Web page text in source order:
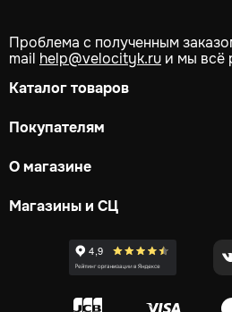
Проблема с полученным
mail help@velocityk.ru и мы всё
Каталог товаров
Покупателям
О магазине
Магазины и СЦ